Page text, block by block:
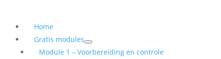
Home
Gratis modules
Module 1 – Voorbereiding en controle